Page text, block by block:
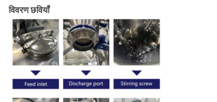
विवरण छवियाँ